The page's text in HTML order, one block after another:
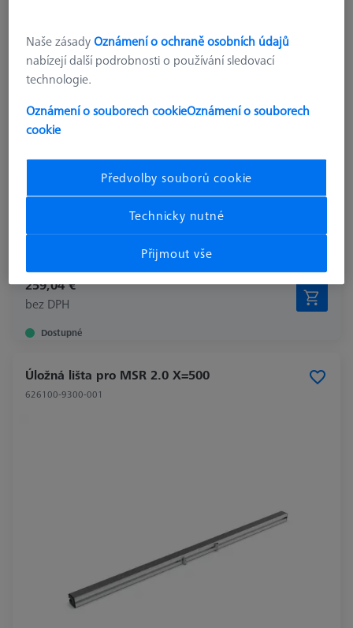
typ produktu
Sensor Rack
1.090,0 mm
materiál
Store
měřicí rozsah v ose X
259,04 €
bez DPH
Dostupné
Úložná lišta pro MSR 2.0 X=500
626100-9300-001
Naše zásadyOznámení o ochraně osobních údajů
nabízejí další podrobnosti o používání sledovací
technologie.
Oznámení o souborech cookieOznámení o souborech
cookie
Předvolby souborů cookie
Technicky nutné
Přijmout vše